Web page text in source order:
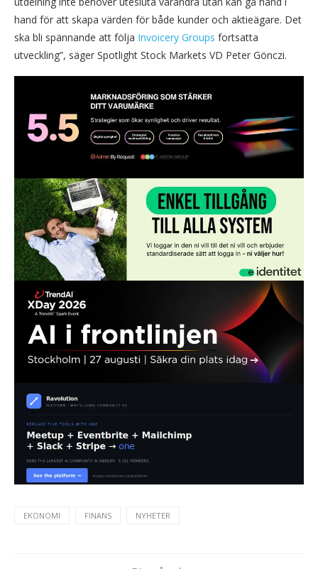
hand för att skapa värden för både kunder och aktieägare. Det
ska bli spännande att följa Invoicery Groups fortsatta
utveckling”, säger Spotlight Stock Markets VD Peter Gönczi.
EKONOMI FINANS NYHETER